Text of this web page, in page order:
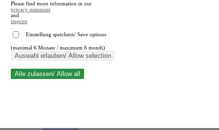
Suche schließen
Please find more information in our
privacy statement
and
imprint
Einstellung speichern/ Save options
(maximal 6 Monate / maximum 6 month)
Auswahl erlauben/ Allow selection
Alle zulassen/ Allow all